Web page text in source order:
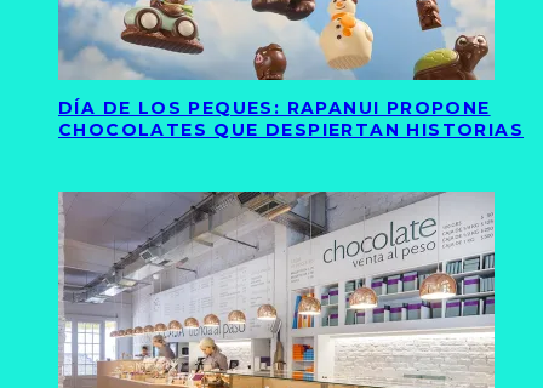
DÍA DE LOS PEQUES: RAPANUI PROPONE
CHOCOLATES QUE DESPIERTAN HISTORIAS